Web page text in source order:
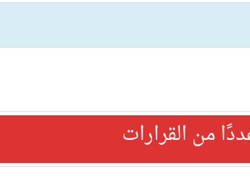
من القرارات